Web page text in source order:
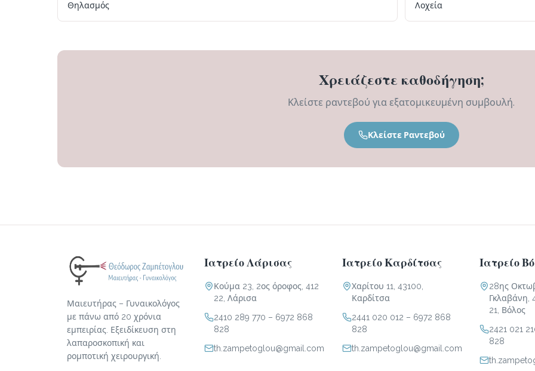
Θηλασμός Λοχεία
Χρειάζεστε καθοδήγηση;
Κλείστε ραντεβού για εξατομικευμένη συμβουλή.
Κλείστε Ραντεβού
Μαιευτήρας – Γυναικολόγος
με πάνω από 20 χρόνια
εμπειρίας. Εξειδίκευση στη
λαπαροσκοπική και
ρομποτική χειρουργική.
Ιατρείο Λάρισας
Κούμα 23, 2ος όροφος, 412
22, Λάρισα
2410 289 770 – 6972 868
828
th.zampetoglou@gmail.com
Ιατρείο Καρδίτσας
Χαρίτου 11, 43100,
Καρδίτσα
2441 020 012 – 6972 868
828
th.zampetoglou@gmail.com
Ιατρείο
28ης
Γκλαβάνη,
21, Βόλος
2421 021
828